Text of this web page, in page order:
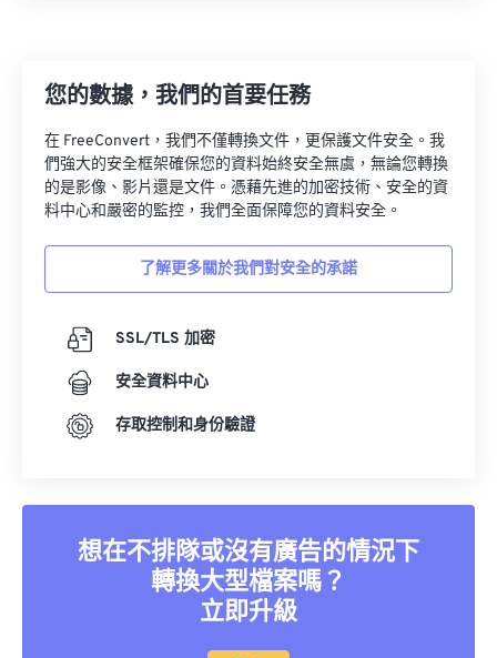
您的數據，我們的首要任務
在 FreeConvert，我們不僅轉換文件，更保護文件安全。我
們強大的安全框架確保您的資料始終安全無虞，無論您轉換
的是影像、影片還是文件。憑藉先進的加密技術、安全的資
料中心和嚴密的監控，我們全面保障您的資料安全。
了解更多關於我們對安全的承諾
SSL/TLS 加密
安全資料中心
存取控制和身份驗證
想在不排隊或沒有廣告的情況下
轉換大型檔案嗎？
立即升級